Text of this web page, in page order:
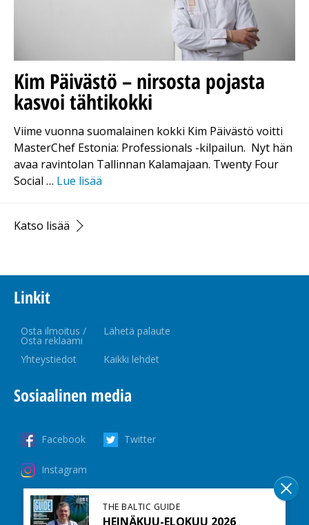
Kim Päivästö – nirsosta pojasta
kasvoi tähtikokki
Viime vuonna suomalainen kokki Kim Päivästö voitti
MasterChef Estonia: Professionals -kilpailun. Nyt hän
avaa ravintolan Tallinnan Kalamajaan. Twenty Four
Social … Lue lisää
Katso lisää
THE BALTIC GUIDE
HEINÄKUU-ELOKUU 2026
Linkit
Osta ilmoitus /
Osta reklaami
Lähetä palaute
Yhteystiedot Kaikki lehdet
Sosiaalinen media
Facebook Twitter
Instagram